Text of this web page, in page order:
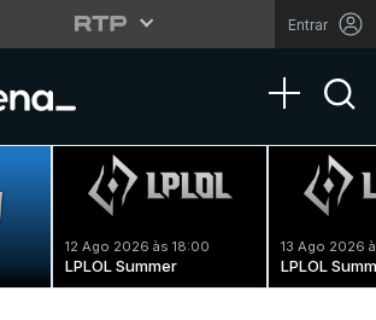
Entrar
Toggle
12 Ago 2026 às 18:00
LPLOL Summer
13 Ago 2026
LPLOL